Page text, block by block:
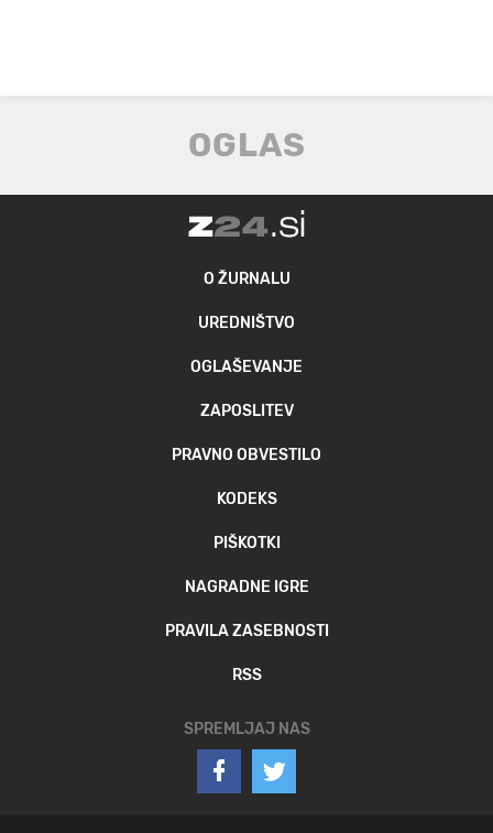
O ŽURNALU
UREDNIŠTVO
OGLAŠEVANJE
ZAPOSLITEV
PRAVNO OBVESTILO
KODEKS
PIŠKOTKI
NAGRADNE IGRE
PRAVILA ZASEBNOSTI
RSS
SPREMLJAJ NAS